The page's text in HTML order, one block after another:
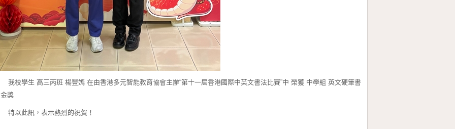
學生 高三丙班 楊豐嫣 在由香港多元智能教育協會主辦“第十一屆香港國際中英文書法比賽”中 榮獲 中學組 英文硬筆書
獎
此訊，表示熱烈的祝賀！